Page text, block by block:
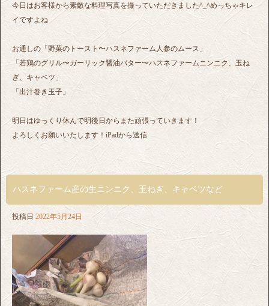
今日はお客様から素敵な料理写真を撮っていただきました^_^めっちゃキレ
イですよね
お通しの「野菜のトースト〜ハスネファーム人参のムース」
「若鶏のグリル〜ガーリック醤油バター〜ハスネファームニンニク、玉ね
ぎ、キャベツ」
「出汁巻き玉子」
明日はゆっくり休んで明後日からまた頑張っていきます！
よろしくお願いいたします！iPadから送信
ハスネファーム産の生ニンニク、玉ねぎ、キャベツなど
投稿日 2022年5月24日